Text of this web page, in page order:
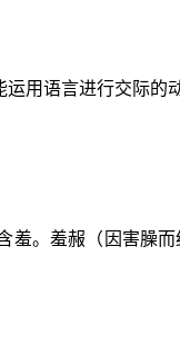
用语言进行交际的
羞。羞赧（因害臊